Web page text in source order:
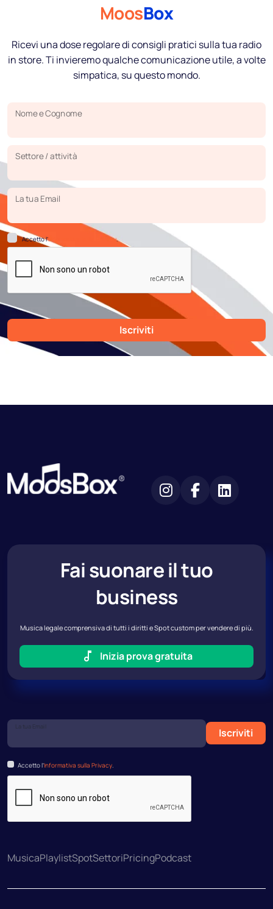
MoosBox
Ricevi una dose regolare di consigli pratici sulla tua radio
in store. Ti invieremo qualche comunicazione utile, a volte
simpatica, su questo mondo.
Nome e Cognome
Settore / attività
La tua Email
Accetto l’Informativa sulla Privacy.
Iscriviti
Fai suonare il tuo
business
Musica legale comprensiva di tutti i diritti e Spot custom per vendere di più.
Inizia prova gratuita
La tua Email
Iscriviti
Accetto l’Informativa sulla Privacy.
MusicaPlaylistSpotSettoriPricingPodcast